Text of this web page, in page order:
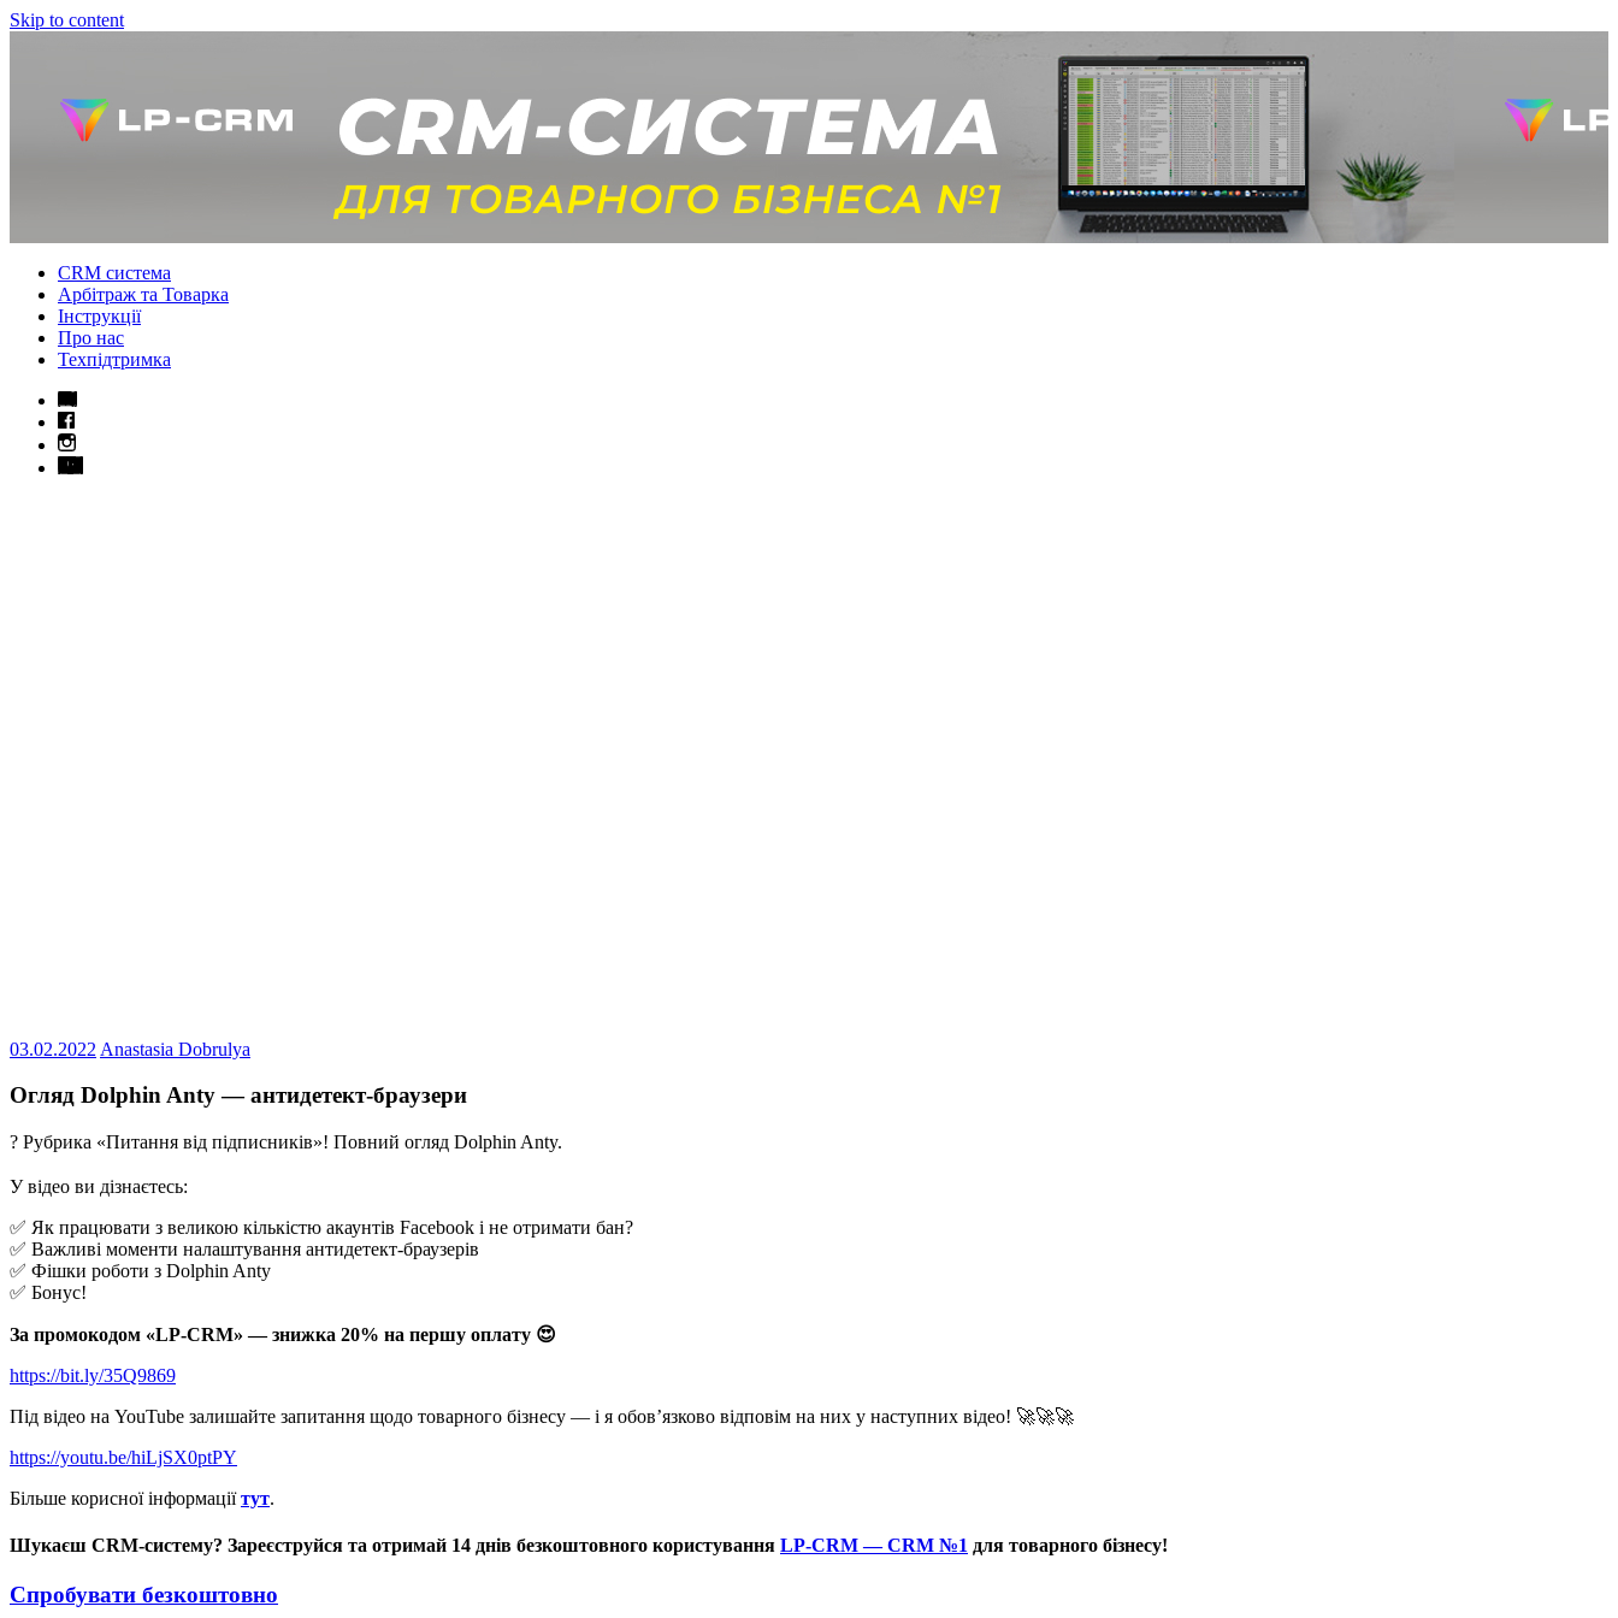
Skip to content
CRM система
Арбітраж та Товарка
Інструкції
Про нас
Техпідтримка
03.02.2022 Anastasia Dobrulya
Огляд Dolphin Anty — антидетект-браузери
? Рубрика «Питання від підписників»! Повний огляд Dolphin Anty.
У відео ви дізнаєтесь:
✅ Як працювати з великою кількістю акаунтів Facebook і не отримати бан?
✅ Важливі моменти налаштування антидетект-браузерів
✅ Фішки роботи з Dolphin Anty
✅ Бонус!
За промокодом «LP-CRM» — знижка 20% на першу оплату 😍
https://bit.ly/35Q9869
Під відео на YouTube залишайте запитання щодо товарного бізнесу — і я обов’язково відповім на них у наступних відео! 🚀🚀🚀
https://youtu.be/hiLjSX0ptPY
Більше корисної інформаціїтут.
Шукаєш CRM-систему? Зареєструйся та отримай 14 днів безкоштовного користування LP-CRM — CRM №1 для товарного бізнесу!
Спробувати безкоштовно